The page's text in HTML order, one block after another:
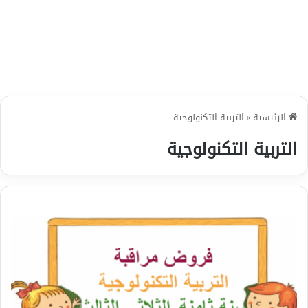
الرئيسية »التربية التكنولوجية
التربية التكنولوجية